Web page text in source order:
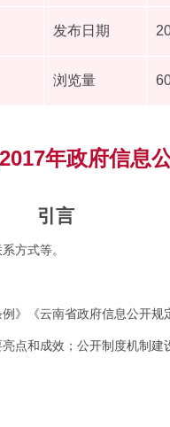
发布日期
浏览量
年政府信息
引言
方式等。
》《云南省政府信息公开
点和成效；公开制度机制